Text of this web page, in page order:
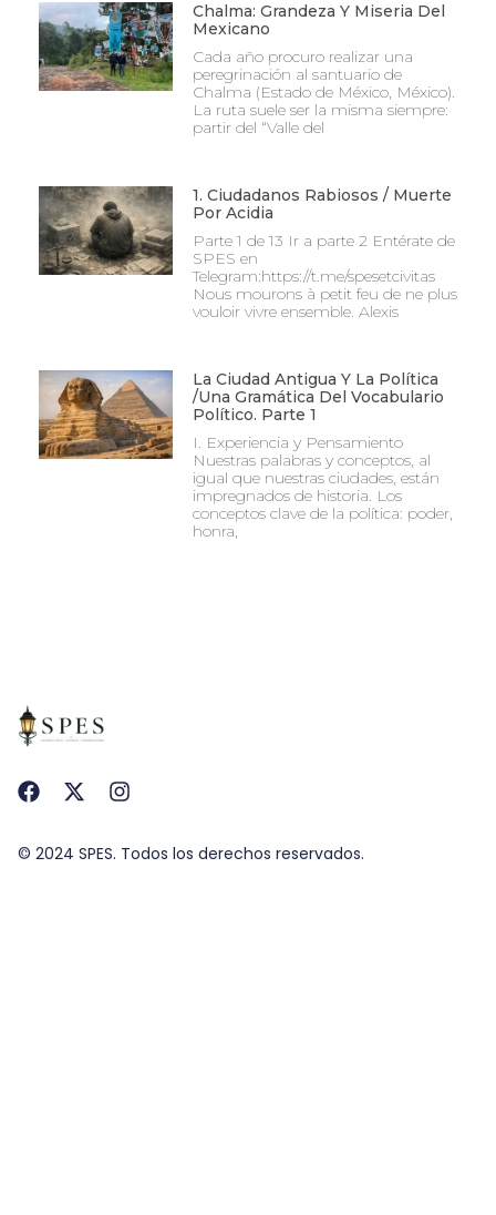
Chalma: Grandeza Y Miseria Del
Mexicano
Cada año procuro realizar una
peregrinación al santuario de
Chalma (Estado de México, México).
La ruta suele ser la misma siempre:
partir del “Valle del
1. Ciudadanos Rabiosos / Muerte
Por Acidia
Parte 1 de 13 Ir a parte 2 Entérate de
SPES en
Telegram:https://t.me/spesetcivitas
Nous mourons à petit feu de ne plus
vouloir vivre ensemble. Alexis
La Ciudad Antigua Y La Política
/Una Gramática Del Vocabulario
Político. Parte 1
I. Experiencia y Pensamiento
Nuestras palabras y conceptos, al
igual que nuestras ciudades, están
impregnados de historia. Los
conceptos clave de la política: poder,
honra,
© 2024 SPES. Todos los derechos reservados.